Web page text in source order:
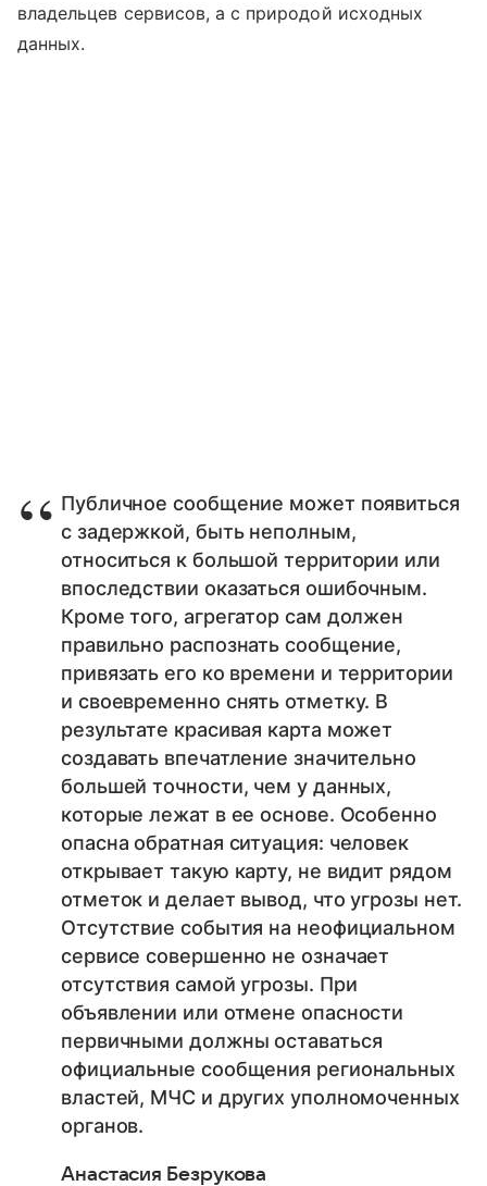
владельцев сервисов, а с природой исходных
данных.
Публичное сообщение может появиться
с задержкой, быть неполным,
относиться к большой территории или
впоследствии оказаться ошибочным.
Кроме того, агрегатор сам должен
правильно распознать сообщение,
привязать его ко времени и территории
и своевременно снять отметку. В
результате красивая карта может
создавать впечатление значительно
большей точности, чем у данных,
которые лежат в ее основе. Особенно
опасна обратная ситуация: человек
открывает такую карту, не видит рядом
отметок и делает вывод, что угрозы нет.
Отсутствие события на неофициальном
сервисе совершенно не означает
отсутствия самой угрозы. При
объявлении или отмене опасности
первичными должны оставаться
официальные сообщения региональных
властей, МЧС и других уполномоченных
органов.
Анастасия Безрукова